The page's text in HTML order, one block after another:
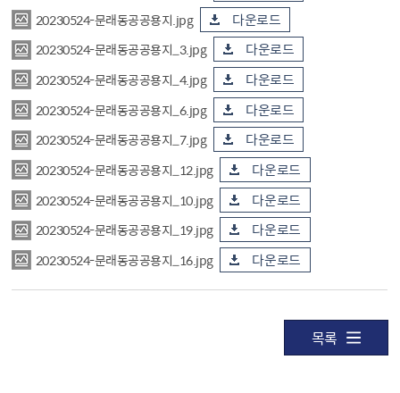
20230524-문래동공공용지.jpg
다운로드
20230524-문래동공공용지_3.jpg
다운로드
20230524-문래동공공용지_4.jpg
다운로드
20230524-문래동공공용지_6.jpg
다운로드
20230524-문래동공공용지_7.jpg
다운로드
20230524-문래동공공용지_12.jpg
다운로드
20230524-문래동공공용지_10.jpg
다운로드
20230524-문래동공공용지_19.jpg
다운로드
20230524-문래동공공용지_16.jpg
다운로드
목록